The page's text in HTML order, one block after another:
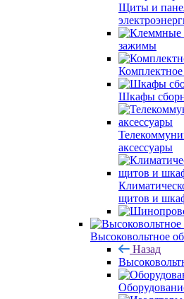
Щиты и
зажимы
Шкафы
аксессуары
щитов и
Высоковольтное
Назад